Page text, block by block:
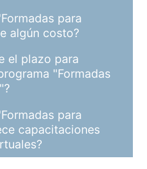
para
algún costo?
el plazo para
"Formadas
para
capacitaciones